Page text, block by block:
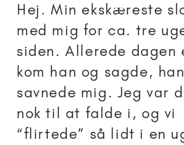
Hej. Min ekskæreste
med mig for ca. tre
siden. Allerede dagen
kom han og sagde, han
savnede mig. Jeg var
nok til at falde i, og vi
“flirtede” så lidt i en